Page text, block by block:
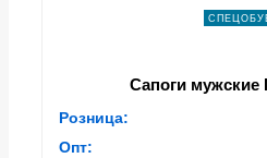
Сапоги
Розница:
Опт: